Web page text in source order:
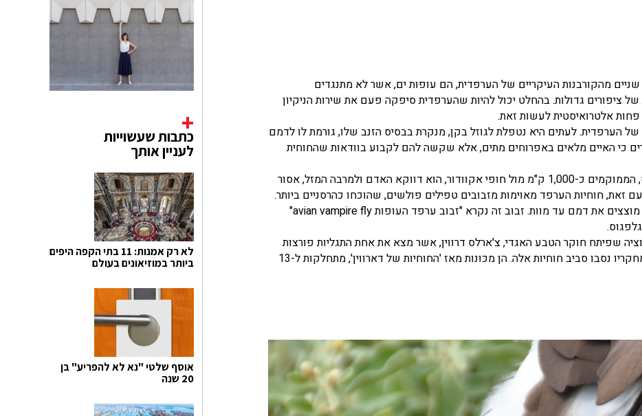
מהקורבנות העיקריים של הערפדית, הם עופות ים, אשר לא מתנגדים
של ציפורים גדולות. בהחלט יכול להיות שהערפדית סיפקה פעם את שירות הניקיון
אלטרואיסטית לעשות זאת.
הערפדית. לעתים היא נטפלת לגוזל בקן, מנקרת בבסיס הזנב שלו, גורמת לו לדמם
כי האיים מלאים באפרוחים מתים, אלא שקשה להם לקבוע בוודאות שהחוחית
האיום הגדול ביותר הנשקף לבעלי החיים באיי גלפגוס, הממוקמים כ-1,000 ק"מ מול חופי אקוודור, הוא דווקא האדם ולמרבה המזל, אסור
זאת, חוחיות הערפד מאוימות מזבובים טפילים פולשים, שהוכחו כהרסניים ביותר.
הם תוקפים בעיקר גוזלים של חוחיות ובצורה אירונית, מוצצים את דמם עד מוות. זבוב זה נקרא "זבוב ערפד העופות avian vampire fly"
שפיתח חוקר הטבע האגדי, צ'ארלס דרווין, אשר מצא את אחת התגליות פורצות
הדרך שלו להוכחת האבולוציה בגלפגוס וחלק ניכר ממחקריו נסבו סביב חוחיות אלה. הן מכונות מאז 'החוחיות של דארווין', מתחלקות ל-13
כתבות שעשוייות
לעניין אותך
לא רק אמנות: 11 בתי הקפה היפים
ביותר במוזיאונים בעולם
אוסף שלטי "נא לא להפריע" בן
20 שנה